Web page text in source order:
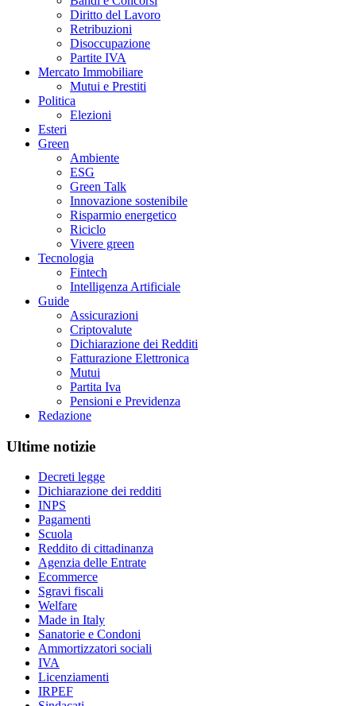
Diritto del Lavoro
Retribuzioni
Disoccupazione
Partite IVA
Mercato Immobiliare
Mutui e Prestiti
Politica
Elezioni
Esteri
Green
Ambiente
ESG
Green Talk
Innovazione sostenibile
Risparmio energetico
Riciclo
Vivere green
Tecnologia
Fintech
Intelligenza Artificiale
Guide
Assicurazioni
Criptovalute
Dichiarazione dei Redditi
Fatturazione Elettronica
Mutui
Partita Iva
Pensioni e Previdenza
Redazione
Ultime notizie
Decreti legge
Dichiarazione dei redditi
INPS
Pagamenti
Scuola
Reddito di cittadinanza
Agenzia delle Entrate
Ecommerce
Sgravi fiscali
Welfare
Made in Italy
Sanatorie e Condoni
Ammortizzatori sociali
IVA
Licenziamenti
IRPEF